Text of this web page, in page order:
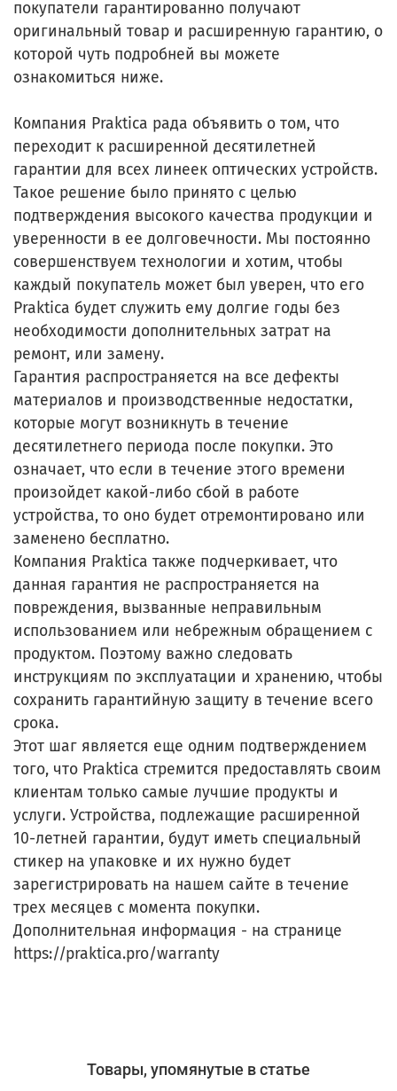
покупатели гарантированно получают
оригинальный товар и расширенную гарантию, о
которой чуть подробней вы можете
ознакомиться ниже.
Компания Praktica рада объявить о том, что
переходит к расширенной десятилетней
гарантии для всех линеек оптических устройств.
Такое решение было принято с целью
подтверждения высокого качества продукции и
уверенности в ее долговечности. Мы постоянно
совершенствуем технологии и хотим, чтобы
каждый покупатель может был уверен, что его
Praktica будет служить ему долгие годы без
необходимости дополнительных затрат на
ремонт, или замену.
Гарантия распространяется на все дефекты
материалов и производственные недостатки,
которые могут возникнуть в течение
десятилетнего периода после покупки. Это
означает, что если в течение этого времени
произойдет какой-либо сбой в работе
устройства, то оно будет отремонтировано или
заменено бесплатно.
Компания Praktica также подчеркивает, что
данная гарантия не распространяется на
повреждения, вызванные неправильным
использованием или небрежным обращением с
продуктом. Поэтому важно следовать
инструкциям по эксплуатации и хранению, чтобы
сохранить гарантийную защиту в течение всего
срока.
Этот шаг является еще одним подтверждением
того, что Praktica стремится предоставлять своим
клиентам только самые лучшие продукты и
услуги. Устройства, подлежащие расширенной
10-летней гарантии, будут иметь специальный
стикер на упаковке и их нужно будет
зарегистрировать на нашем сайте в течение
трех месяцев с момента покупки.
Дополнительная информация - на странице
https://praktica.pro/warranty
Товары, упомянутые в статье